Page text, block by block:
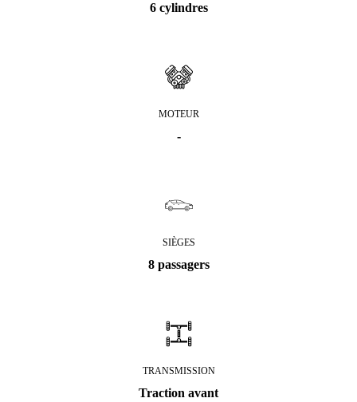
6 cylindres
MOTEUR
-
SIÈGES
8 passagers
TRANSMISSION
Traction avant